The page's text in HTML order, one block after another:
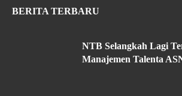
BERITA TERBARU
NTB Selangkah Lagi
Manajemen Talenta